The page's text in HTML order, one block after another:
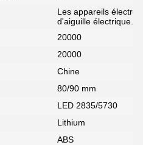
Les appareils
d'aiguille électrique.
20000
20000
Chine
80/90 mm
LED 2835/5730
Lithium
ABS